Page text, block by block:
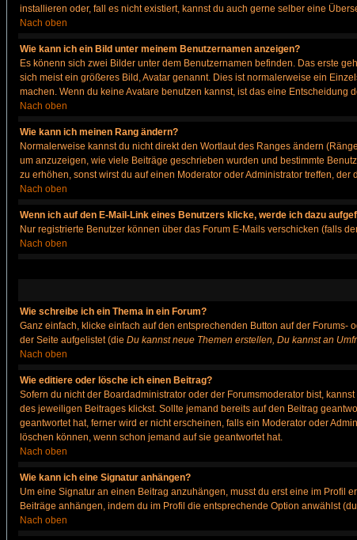
installieren oder, fall es nicht existiert, kannst du auch gerne selber eine
Nach oben
Wie kann ich ein Bild unter meinem Benutzernamen anzeigen?
Es könenn sich zwei Bilder unter dem Benutzernamen befinden. Das erste
sich meist ein größeres Bild, Avatar genannt. Dies ist normalerweise ein
machen. Wenn du keine Avatare benutzen kannst, ist das eine
Nach oben
Wie kann ich meinen Rang ändern?
Normalerweise kannst du nicht direkt den Wortlaut des Ranges ändern
um anzuzeigen, wie viele Beiträge geschrieben wurden und bestimmte
zu erhöhen, sonst wirst du auf einen Moderator oder Administrator treffen,
Nach oben
Wenn ich auf den E-Mail-Link eines Benutzers klicke, werde ich dazu
Nur registrierte Benutzer können über das Forum E-Mails verschicken (falls
Nach oben
Wie schreibe ich ein Thema in ein Forum?
Ganz einfach, klicke einfach auf den entsprechenden Button auf der
der Seite aufgelistet (die Du kannst neue Themen erstellen, Du kannst an
Nach oben
Wie editiere oder lösche ich einen Beitrag?
Sofern du nicht der Boardadministrator oder der Forumsmoderator bist,
des jeweiligen Beitrages klickst. Sollte jemand bereits auf den Beitrag
geantwortet hat, ferner wird er nicht erscheinen, falls ein Moderator oder
löschen können, wenn schon jemand auf sie geantwortet hat.
Nach oben
Wie kann ich eine Signatur anhängen?
Um eine Signatur an einen Beitrag anzuhängen, musst du erst eine im Profil
Beiträge anhängen, indem du im Profil die entsprechende Option anwählst
Nach oben